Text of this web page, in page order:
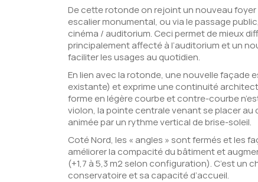
De cette rotonde on rejoint un nouveau
escalier monumental, ou via le passage
cinéma / auditorium. Ceci permet de mieux
principalement affecté à l’auditorium et un
faciliter les usages au quotidien.
En lien avec la rotonde, une nouvelle façade
existante) et exprime une continuité
forme en légère courbe et contre-courbe
violon, la pointe centrale venant se placer
animée par un rythme vertical de brise-soleil.
Coté Nord, les « angles » sont fermés et les
améliorer la compacité du bâtiment et
(+1,7 à 5,3 m2 selon configuration). C’est
conservatoire et sa capacité d’accueil.